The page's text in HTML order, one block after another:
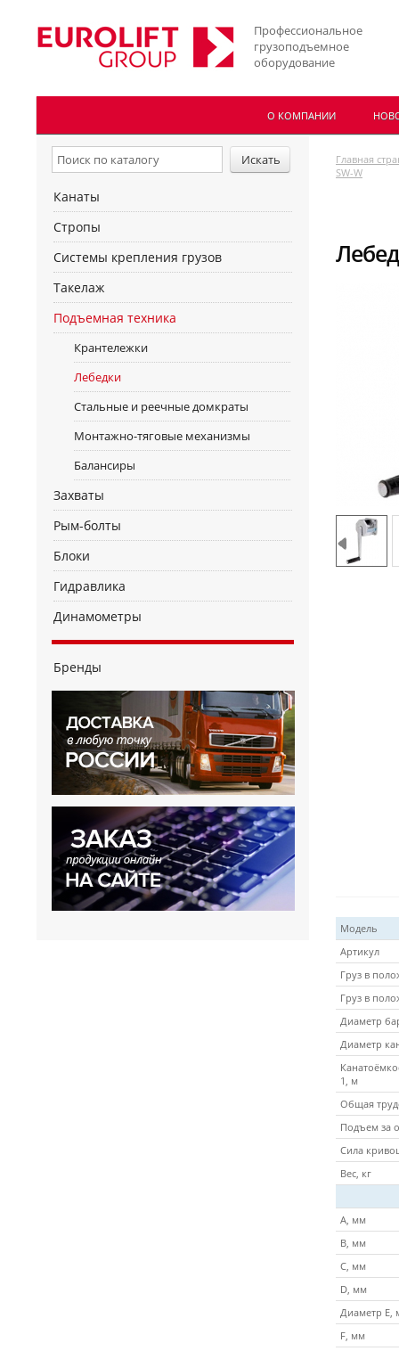
Профессиональное
грузоподъемное
оборудование
О КОМПАНИИ
Канаты
Стропы
Системы крепления грузов
Такелаж
Подъемная техника
Крантележки
Лебедки
Стальные и реечные домкраты
Монтажно-тяговые механизмы
Балансиры
Захваты
Рым-болты
Блоки
Гидравлика
Динамометры
Бренды
Главная
SW-W
Модель
Артикул
Груз в
Груз в
Диаметр
Диаметр
1, м
Общая
Подъем за
Сила
Вес, кг
A, мм
B, мм
C, мм
D, мм
Диаметр E,
F, мм